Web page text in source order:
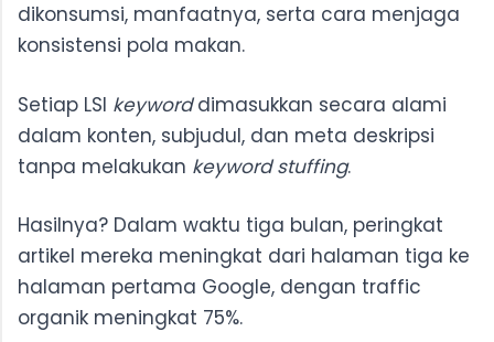
dikonsumsi, manfaatnya, serta cara menjaga
konsistensi pola makan.
Setiap LSI keyworddimasukkan secara alami
dalam konten, subjudul, dan meta deskripsi
tanpa melakukan keyword stuffing.
Hasilnya? Dalam waktu tiga bulan, peringkat
artikel mereka meningkat dari halaman tiga ke
halaman pertama Google, dengan traffic
organik meningkat 75%.